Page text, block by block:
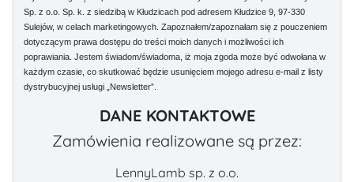
Sp. z o.o. Sp. k. z siedzibą w Kłudzicach pod adresem Kłudzice 9, 97-330
Sulejów, w celach marketingowych. Zapoznałem/zapoznałam się z pouczeniem
dotyczącym prawa dostępu do treści moich danych i możliwości ich
poprawiania. Jestem świadom/świadoma, iż moja zgoda może być odwołana w
każdym czasie, co skutkować będzie usunięciem mojego adresu e-mail z listy
dystrybucyjnej usługi „Newsletter”.
DANE KONTAKTOWE
Zamówienia realizowane są przez:
LennyLamb sp. z o.o.